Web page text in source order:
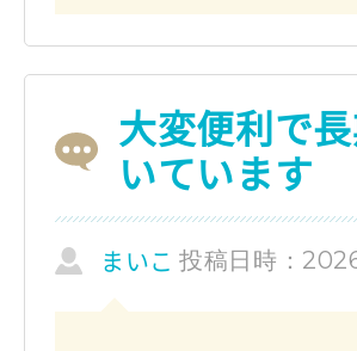
大変便利で
いています
まいこ 投稿日時：